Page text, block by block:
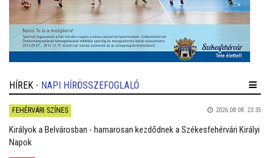
HÍREK - NAPI HÍRÖSSZEFOGLALÓ
FEHÉRVÁRI SZÍNES 2026.08.08. 23:35
Királyok a Belvárosban - hamarosan kezdődnek a Székesfehérvári Királyi
Napok